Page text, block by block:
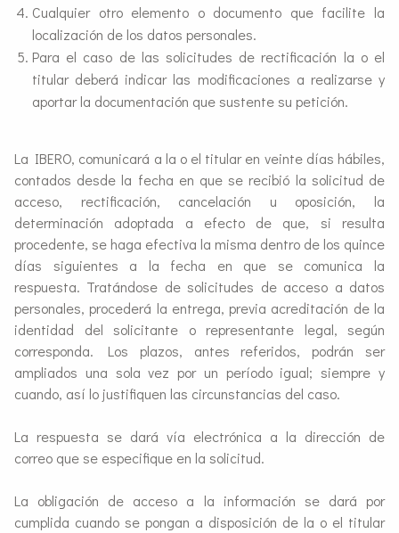
Cualquier otro elemento o documento que facilite la
localización de los datos personales.
Para el caso de las solicitudes de rectificación la o el
titular deberá indicar las modificaciones a realizarse y
aportar la documentación que sustente su petición.
La IBERO, comunicará a la o el titular en veinte días hábiles,
contados desde la fecha en que se recibió la solicitud de
acceso, rectificación, cancelación u oposición, la
determinación adoptada a efecto de que, si resulta
procedente, se haga efectiva la misma dentro de los quince
días siguientes a la fecha en que se comunica la
respuesta. Tratándose de solicitudes de acceso a datos
personales, procederá la entrega, previa acreditación de la
identidad del solicitante o representante legal, según
corresponda. Los plazos, antes referidos, podrán ser
ampliados una sola vez por un período igual; siempre y
cuando, así lo justifiquen las circunstancias del caso.
La respuesta se dará vía electrónica a la dirección de
correo que se especifique en la solicitud.
La obligación de acceso a la información se dará por
cumplida cuando se pongan a disposición de la o el titular